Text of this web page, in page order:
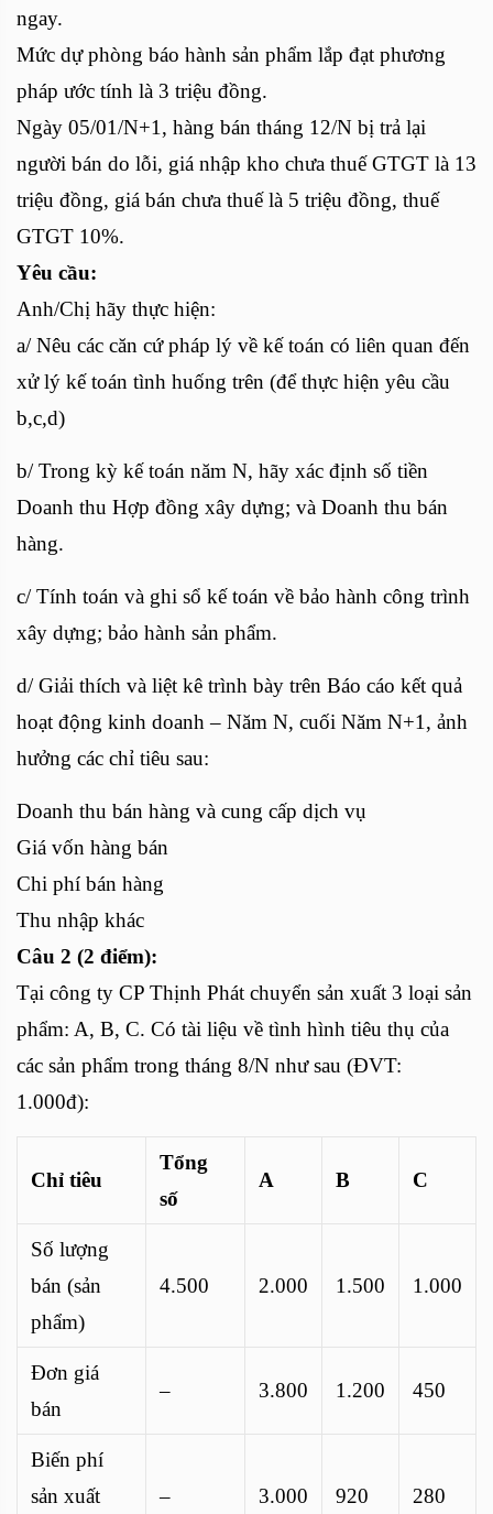
ngay.
Mức dự phòng báo hành sản phẩm lắp đạt phương
pháp ước tính là 3 triệu đồng.
Ngày 05/01/N+1, hàng bán tháng 12/N bị trả lại
người bán do lỗi, giá nhập kho chưa thuế GTGT là 13
triệu đồng, giá bán chưa thuế là 5 triệu đồng, thuế
GTGT 10%.
Yêu cầu:
Anh/Chị hãy thực hiện:
a/ Nêu các căn cứ pháp lý về kế toán có liên quan đến
xử lý kế toán tình huống trên (để thực hiện yêu cầu
b,c,d)
b/ Trong kỳ kế toán năm N, hãy xác định số tiền
Doanh thu Hợp đồng xây dựng; và Doanh thu bán
hàng.
c/ Tính toán và ghi sổ kế toán về bảo hành công trình
xây dựng; bảo hành sản phẩm.
d/ Giải thích và liệt kê trình bày trên Báo cáo kết quả
hoạt động kinh doanh – Năm N, cuối Năm N+1, ảnh
hưởng các chỉ tiêu sau:
Doanh thu bán hàng và cung cấp dịch vụ
Giá vốn hàng bán
Chi phí bán hàng
Thu nhập khác
Câu 2 (2 điểm):
Tại công ty CP Thịnh Phát chuyển sản xuất 3 loại sản
phẩm: A, B, C. Có tài liệu về tình hình tiêu thụ của
các sản phẩm trong tháng 8/N như sau (ĐVT:
1.000đ):
Chỉ tiêu
Tổng
số
A B C
Số lượng
bán (sản
phẩm)
4.500 2.000 1.500 1.000
Đơn giá
bán
– 3.800 1.200 450
Biến phí
sản xuất
– 3.000 920 280